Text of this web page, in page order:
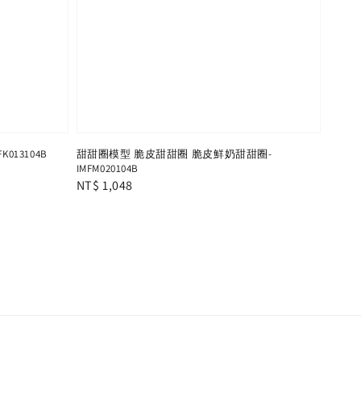
甜甜圈模型 脆皮甜甜圈 脆皮鮮奶甜甜圈-
IMFM020104B
Regular
NT$ 1,048